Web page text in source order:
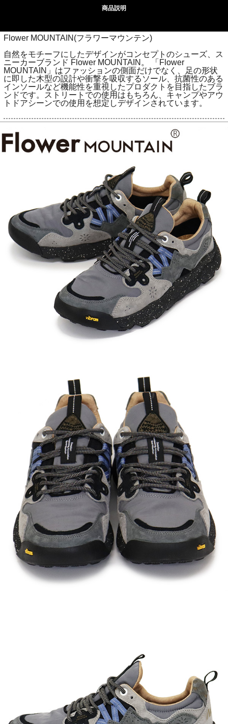
商品説明
Flower MOUNTAIN(フラワーマウンテン)
自然をモチーフにしたデザインがコンセプトのシューズ、ス
ニーカーブランド Flower MOUNTAIN。 「Flower
MOUNTAIN」はファッションの側面だけでなく、足の形状
に即した木型の設計や衝撃を吸収するソール、抗菌性のある
インソールなど機能性を重視したプロダクトを目指したブラ
ンドです。ストリートでの使用はもちろん、キャンプやアウ
トドアシーンでの使用を想定しデザインされています。